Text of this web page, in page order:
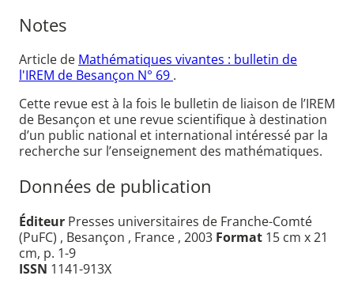
Notes
Article de Mathématiques vivantes : bulletin de
l'IREM de Besançon N° 69 .
Cette revue est à la fois le bulletin de liaison de l’IREM
de Besançon et une revue scientifique à destination
d’un public national et international intéressé par la
recherche sur l’enseignement des mathématiques.
Données de publication
Éditeur Presses universitaires de Franche-Comté
(PuFC) , Besançon , France , 2003 Format 15 cm x 21
cm, p. 1-9
ISSN 1141-913X